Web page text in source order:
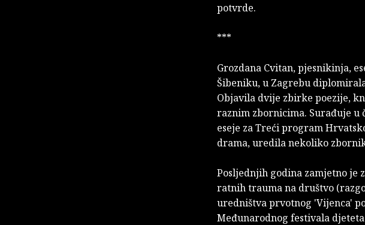
potvrde.
***
Grozdana Cvitan, pjesnikinja,
Šibeniku, u Zagrebu
Objavila dvije zbirke poezije,
raznim zbornicima. Surađuje u
eseje za Treći program
drama, uredila nekoliko
Posljednjih godina zamjetno je
ratnih trauma na društvo
uredništva prvotnog 'Vijenca'
Međunarodnog festivala